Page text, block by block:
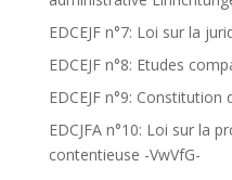
EDCEJF n°7: Loi sur la
EDCEJF n°8: Etudes
EDCEJF n°9: Constitution
EDCJFA n°10: Loi sur la
contentieuse -VwVfG-